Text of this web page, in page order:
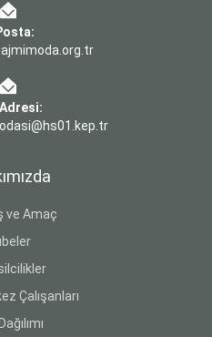
ve Amaç
Çalışanları